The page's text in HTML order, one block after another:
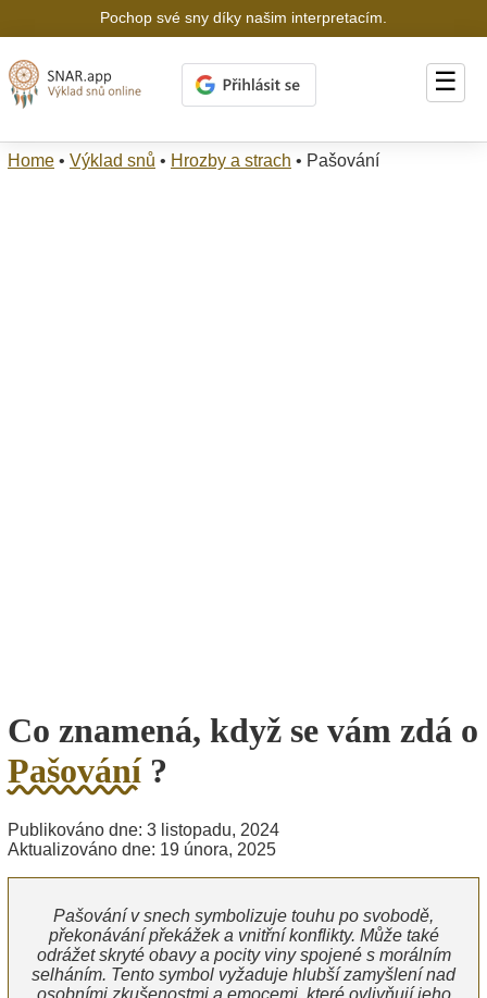
Pochop své sny díky našim interpretacím.
☰
Home • Výklad snů • Hrozby a strach • Pašování
Co znamená, když se vám zdá o
Pašování?
Publikováno dne: 3 listopadu, 2024
Aktualizováno dne: 19 února, 2025
Pašování v snech symbolizuje touhu po svobodě,
překonávání překážek a vnitřní konflikty. Může také
odrážet skryté obavy a pocity viny spojené s morálním
selháním. Tento symbol vyžaduje hlubší zamyšlení nad
osobními zkušenostmi a emocemi, které ovlivňují jeho